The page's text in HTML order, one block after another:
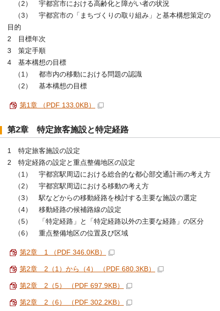
（2） 宇都宮市における高齢化と障がい者の状況
（3） 宇都宮市の「まちづくりの取り組み」と基本構想策定の
目的
2 目標年次
3 策定手順
4 基本構想の目標
（1） 都市内の移動における問題の認識
（2） 基本構想の目標
第1章 （PDF 133.0KB）
第2章 特定旅客施設と特定経路
1 特定旅客施設の設定
2 特定経路の設定と重点整備地区の設定
（1） 宇都宮駅周辺における総合的な都心部交通計画の考え方
（2） 宇都宮駅周辺における移動の考え方
（3） 駅などからの移動経路を検討する主要な施設の選定
（4） 移動経路の候補路線の設定
（5） 「特定経路」と「特定経路以外の主要な経路」の区分
（6） 重点整備地区の位置及び区域
第2章 1 （PDF 346.0KB）
第2章 2（1）から（4） （PDF 680.3KB）
第2章 2（5） （PDF 697.9KB）
第2章 2（6） （PDF 302.2KB）